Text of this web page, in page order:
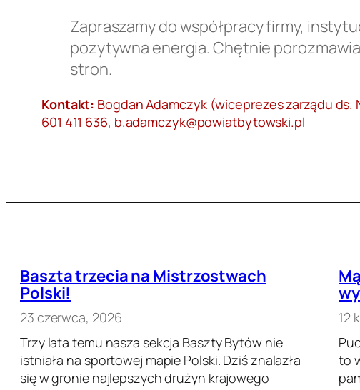
Zapraszamy do współpracy firmy,
pozytywna energia. Chętnie
stron.
Kontakt: Bogdan Adamczyk (wiceprezes zarządu ds.
601 411 636, b.adamczyk@powiatbytowski.pl
Baszta trzecia na Mistrzostwach
Polski!
23 czerwca, 2026
Trzy lata temu nasza sekcja Baszty Bytów nie
istniała na sportowej mapie Polski. Dziś znalazła
się w gronie najlepszych drużyn krajowego
12
to